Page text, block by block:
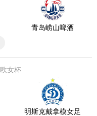
青岛崂山啤酒
欧女杯
明斯克戴拿模女足